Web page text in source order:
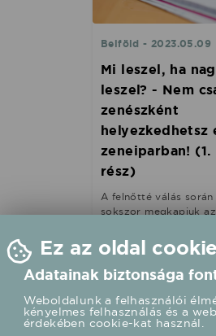
Belföld - 2023.05.09
Mi leszel, ha
leszel? - Nem
zenészként
helyezkedhetsz
zeneiparban! (1.
rész)
A felnőtté válás során
sokszor megkapjuk
leszel?” kérdést. A
szerencsésebbek
mindig is tudták, mik
akarnak lenni és ezt
is elérniük, de azzal
baj, ha valaki e kérdés
elhangzásakor még
Ez az oldal
Adatainak biztonsága
Weboldalunk a felhasználói
kényelmes felhasználás és a
érdekében cookie-kat használ.